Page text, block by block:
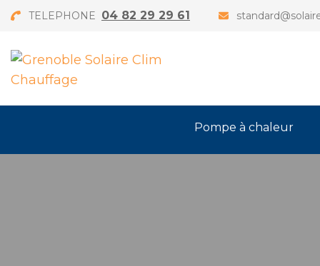
TELEPHONE 04 82 29 29 61
Pompe à chaleur